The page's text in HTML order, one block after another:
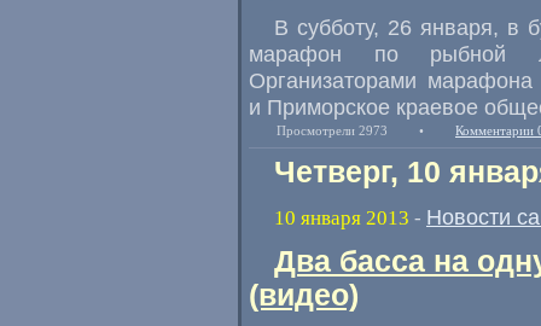
В субботу, 26 января, в
марафон по рыбной
Организаторами
и Приморское краевое
Просмотрели 2973 • Комментарии
Четверг, 10
10 января 2013 - Новости
Два басса на
(видео)